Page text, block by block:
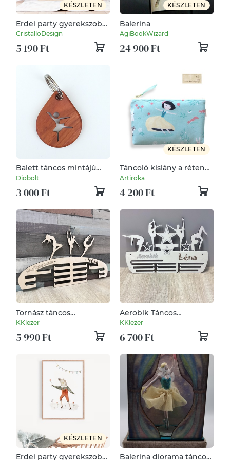
KÉSZLETEN
Erdei party gyerekszoba,
óvodai poszter, jazz band
falikép szett 3 db
CristalloDesign
5 190 Ft
KÉSZLETEN
Balerina
AgiBookWizard
24 900 Ft
Balett táncos mintájú
kulcstartó
Diobolt
3 000 Ft
KÉSZLETEN
Táncoló kislány a réten
az erdő állataival mintás
Artiroka design
Artiroka
4 200 Ft
Tornász táncos
éremtartó ajándék
KKlezer
5 990 Ft
Aerobik Táncos
éremtartó ajándék
KKlezer
6 700 Ft
KÉSZLETEN
Erdei party gyerekszoba,
Balerina diorama táncos